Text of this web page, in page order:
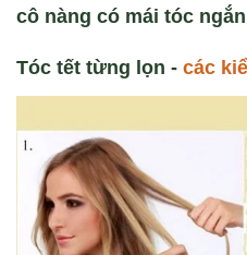
cô nàng có mái tóc
Tóc tết từng lọn - các